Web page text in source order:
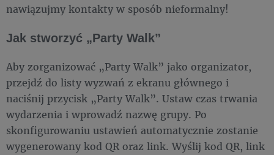
nawiązujmy kontakty w sposób nieformalny!
Jak stworzyć „Party Walk”
Aby zorganizować „Party Walk” jako organizator,
przejdź do listy wyzwań z ekranu głównego i
naciśnij przycisk „Party Walk”. Ustaw czas trwania
wydarzenia i wprowadź nazwę grupy. Po
skonfigurowaniu ustawień automatycznie zostanie
wygenerowany kod QR oraz link. Wyślij kod QR, link